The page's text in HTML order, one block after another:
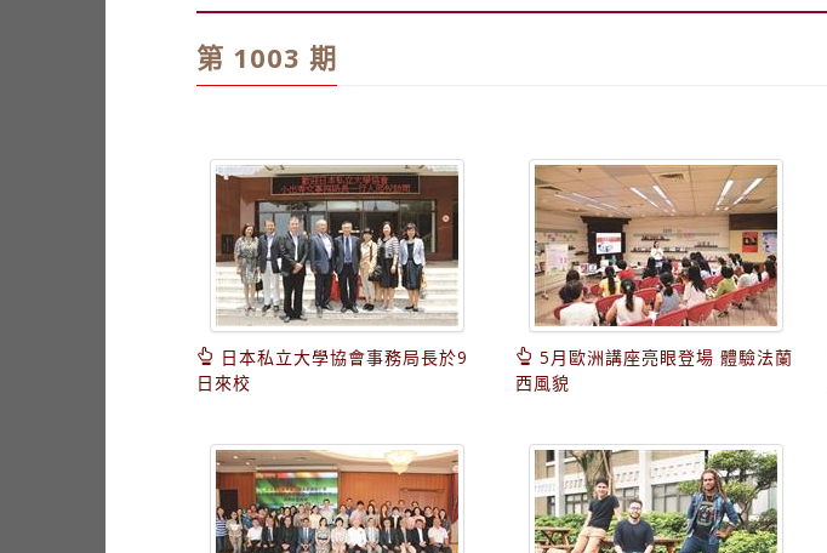
第 1003 期
日本私立大學協會事務局長於9
日來校
5月歐洲講座亮眼登場 體驗法蘭
西風貌